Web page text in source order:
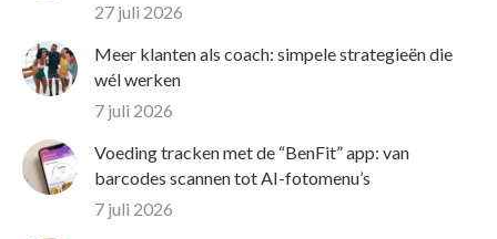
27 juli 2026
Meer klanten als coach: simpele strategieën die
wél werken
7 juli 2026
Voeding tracken met de “BenFit” app: van
barcodes scannen tot AI-fotomenu’s
7 juli 2026